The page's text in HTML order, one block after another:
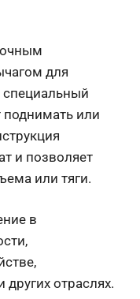
для
специальный
или
и позволяет
или тяги.
в
других отраслях.